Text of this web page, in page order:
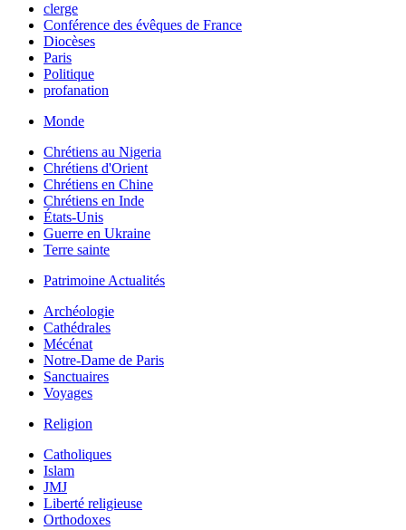
clerge
Conférence des évêques de France
Diocèses
Paris
Politique
profanation
Monde
Chrétiens au Nigeria
Chrétiens d'Orient
Chrétiens en Chine
Chrétiens en Inde
États-Unis
Guerre en Ukraine
Terre sainte
Patrimoine Actualités
Archéologie
Cathédrales
Mécénat
Notre-Dame de Paris
Sanctuaires
Voyages
Religion
Catholiques
Islam
JMJ
Liberté religieuse
Orthodoxes